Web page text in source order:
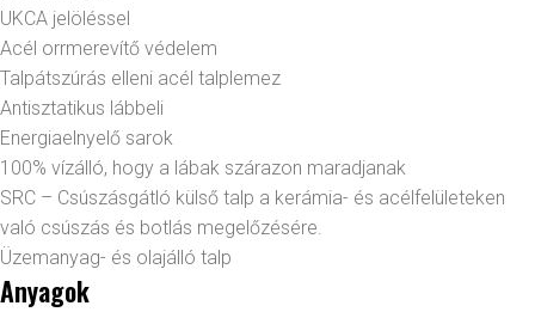
UKCA jelöléssel
Acél orrmerevítő védelem
Talpátszúrás elleni acél talplemez
Antisztatikus lábbeli
Energiaelnyelő sarok
100% vízálló, hogy a lábak szárazon maradjanak
SRC – Csúszásgátló külső talp a kerámia- és acélfelületeken
való csúszás és botlás megelőzésére.
Üzemanyag- és olajálló talp
Anyagok